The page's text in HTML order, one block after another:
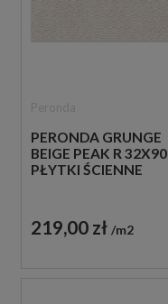
PERONDA GRUNGE
BEIGE PEAK R 32X90
PŁYTKI ŚCIENNE
219,00 zł m2